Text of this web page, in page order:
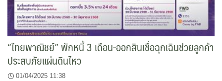
“ไทยพาณิชย์” พักหนี้ 3 เดือน-ออกสินเชื่อฉุกเฉินช่วยลูกค้า
ประสบภัยแผ่นดินไหว
01/04/2025 11:38